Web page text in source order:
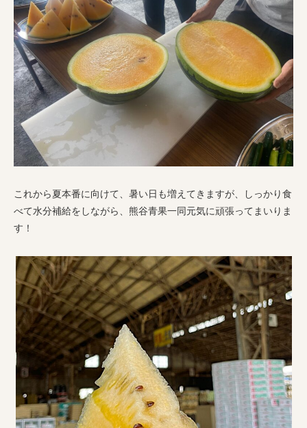
これから夏本番に向けて、暑い日も増えてきますが、しっかり食
べて水分補給をしながら、熊谷青果一同元気に頑張ってまいりま
す！